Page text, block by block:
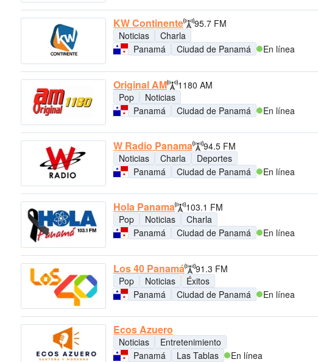
KW Continente
95.7 FM
Noticias
Charla
Panamá
Ciudad de Panamá En línea
Original AM
1180 AM
Pop
Noticias
Panamá
Ciudad de Panamá En línea
W Radio Panama
94.5 FM
Noticias
Charla
Deportes
Panamá
Ciudad de Panamá En línea
Hola Panama
103.1 FM
Pop
Noticias
Charla
Panamá
Ciudad de Panamá En línea
Los 40 Panamá
91.3 FM
Pop
Noticias
Éxitos
Panamá
Ciudad de Panamá En línea
Ecos Azuero
Noticias
Entretenimiento
Panamá
Las Tablas En línea